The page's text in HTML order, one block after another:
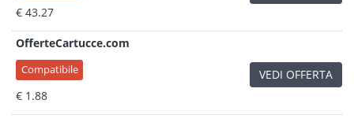
€ 43.27
OfferteCartucce.com
Compatibile
€ 1.88
VEDI OFFERTA